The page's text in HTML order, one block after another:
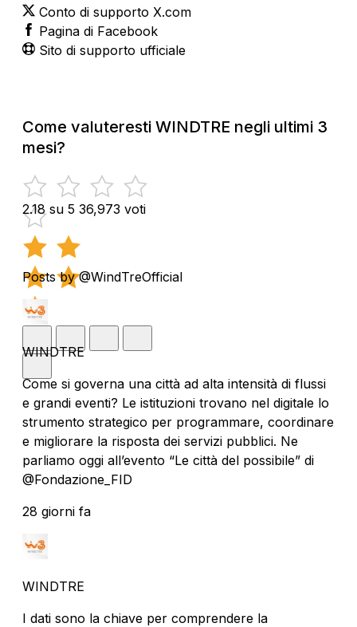
Conto di supporto X.com
Pagina di Facebook
Sito di supporto ufficiale
Come valuteresti WINDTRE negli ultimi 3
mesi?
2.18 su 5 36,973 voti
Posts by @WindTreOfficial
WINDTRE
Come si governa una città ad alta intensità di flussi
e grandi eventi? Le istituzioni trovano nel digitale lo
strumento strategico per programmare, coordinare
e migliorare la risposta dei servizi pubblici. Ne
parliamo oggi all’evento “Le città del possibile” di
@Fondazione_FID
28 giorni fa
WINDTRE
I dati sono la chiave per comprendere la